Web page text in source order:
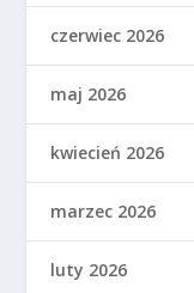
czerwiec 2026
maj 2026
kwiecień 2026
marzec 2026
luty 2026